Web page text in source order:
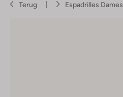
Terug Espadrilles Dames